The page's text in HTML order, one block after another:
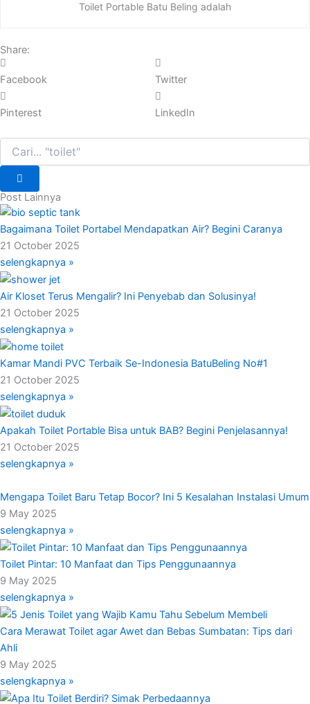
Toilet Portable Batu Beling adalah
Share:
Facebook Twitter
Pinterest LinkedIn
Post Lainnya
Bagaimana Toilet Portabel Mendapatkan Air? Begini Caranya
21 October 2025
selengkapnya »
Air Kloset Terus Mengalir? Ini Penyebab dan Solusinya!
21 October 2025
selengkapnya »
Kamar Mandi PVC Terbaik Se-Indonesia BatuBeling No#1
21 October 2025
selengkapnya »
Apakah Toilet Portable Bisa untuk BAB? Begini Penjelasannya!
21 October 2025
selengkapnya »
Mengapa Toilet Baru Tetap Bocor? Ini 5 Kesalahan Instalasi Umum
9 May 2025
selengkapnya »
Toilet Pintar: 10 Manfaat dan Tips Penggunaannya
9 May 2025
selengkapnya »
Cara Merawat Toilet agar Awet dan Bebas Sumbatan: Tips dari
Ahli
9 May 2025
selengkapnya »